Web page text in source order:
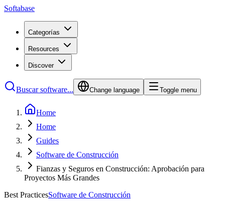
Softabase
Categorías
Resources
Discover
Buscar software... Change language Toggle menu
Home
Home
Guides
Software de Construcción
Fianzas y Seguros en Construcción: Aprobación para
Proyectos Más Grandes
Best PracticesSoftware de Construcción